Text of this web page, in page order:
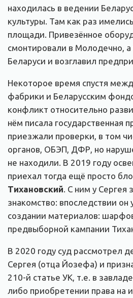
находилась в ведении
культуры. Там как раз
площади. Привезённое
смонтировали в Молодечно, а
Беларуси и возглавил
Некоторое время спустя
фабрики и Беларусским
конфликт относительно
нём писала государственная
приезжали проверки, в том
органов, ОБЭП, ДФР, но
не находили. В 2019 году
приехал тогда ещё просто
Тихановский . С ним у Сергея
знакомство: впоследствии он
создании материалов:
предвыборной кампании
В 2020 году суд рассмотрел
Сергея (отца Йозефа) и
210-й статье УК, т.е. в
либо приобретении права на